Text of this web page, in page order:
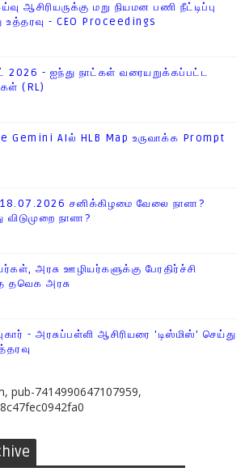
ஆசிரியருக்கு மறு நியமன பணி நீட்டிப்பு
உத்தரவு - CEO Proceedings
- ஐந்து நாட்கள் வரையறுக்கப்பட்ட
(RL)
Gemini AIல் HLB Map உருவாக்க Prompt
சனிக்கிழமை வேலை நாளா?
நாளா?
அரசு ஊழியர்களுக்கு பேரதிர்ச்சி
தவெக அரசு
- அரசுப்பள்ளி ஆசிரியரை 'டிஸ்மிஸ்' செய்து
pub-7414990647107959,